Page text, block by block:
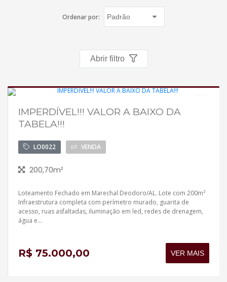
Política de privacidade
Negocie seu imóvel
Contato
Ordenar por:
Abrir filtro
IMPERDÍVEL!!! VALOR A BAIXO DA
TABELA!!!
LO0022 VENDA
200,70m²
Loteamento Fechado em Marechal Deodoro/AL. Lote com 200m²
Infraestrutura completa com perímetro murado, guarita de
acesso, ruas asfaltadas, iluminação em led, redes de drenagem,
água e...
R$ 75.000,00 VER MAIS